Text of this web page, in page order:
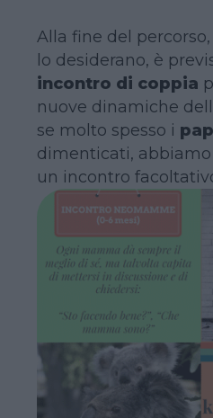
Alla fine del
lo desiderano, è
incontro di coppia
nuove dinamiche
se molto spesso i
dimenticati,
un incontro